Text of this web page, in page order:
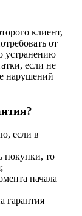
клиент,
от
устранению
если не
нарушений
если в
покупки, то
начала
гарантия